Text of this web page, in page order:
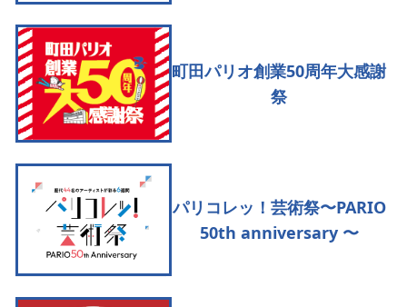
町田パリオ創業50周年大感謝
祭
パリコレッ！芸術祭〜PARIO
50th anniversary 〜